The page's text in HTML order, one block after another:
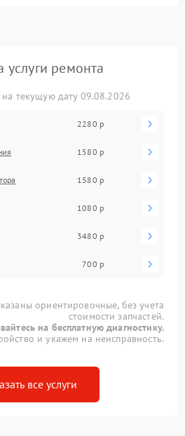
ремонта
текущую дату 09.08.2026
2280 р
1580 р
1580 р
1080 р
3480 р
700 р
ориентировочные, без учета
стоимости запчастей.
на бесплатную диагностику.
и укажем на неисправность.
все услуги